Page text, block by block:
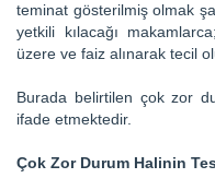
teminat gösterilmiş olmak
yetkili kılacağı
üzere ve faiz alınarak tecil
Burada belirtilen çok zor
ifade etmektedir.
Çok Zor Durum Halinin